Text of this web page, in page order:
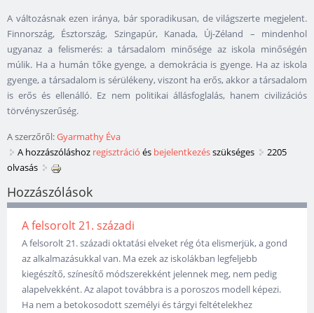
A változásnak ezen iránya, bár sporadikusan, de világszerte megjelent.
Finnország, Észtország, Szingapúr, Kanada, Új-Zéland – mindenhol
ugyanaz a felismerés: a társadalom minősége az iskola minőségén
múlik. Ha a humán tőke gyenge, a demokrácia is gyenge. Ha az iskola
gyenge, a társadalom is sérülékeny, viszont ha erős, akkor a társadalom
is erős és ellenálló. Ez nem politikai állásfoglalás, hanem civilizációs
törvényszerűség.
A szerzőről:Gyarmathy Éva
A hozzászóláshoz regisztráció és bejelentkezésszükséges
2205
olvasás
Hozzászólások
A felsorolt 21. századi
A felsorolt 21. századi oktatási elveket rég óta elismerjük, a gond
az alkalmazásukkal van. Ma ezek az iskolákban legfeljebb
kiegészítő, színesítő módszerekként jelennek meg, nem pedig
alapelvekként. Az alapot továbbra is a poroszos modell képezi.
Ha nem a betokosodott személyi és tárgyi feltételekhez